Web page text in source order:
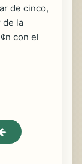
de cinco,
de la
con el